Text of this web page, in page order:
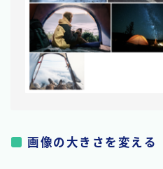
画像の大きさを変える